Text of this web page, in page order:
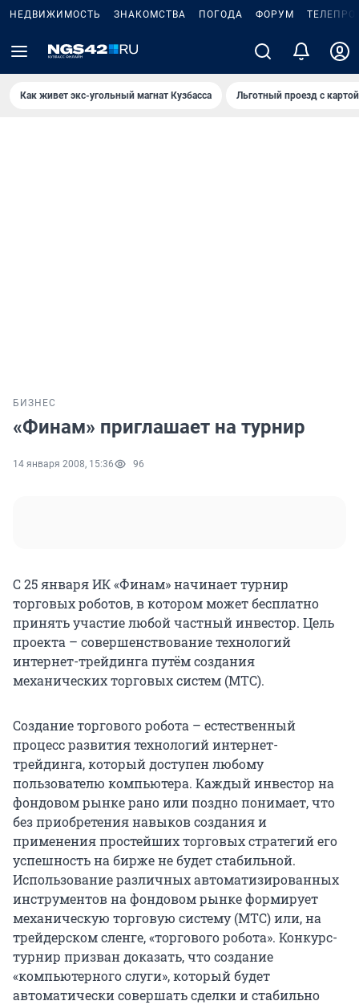
НЕДВИЖИМОСТЬ ЗНАКОМСТВА ПОГОДА ФОРУМ
Как живет экс-угольный магнат Кузбасса Льготный проезд с
БИЗНЕС
«Финам» приглашает на турнир
14 января 2008, 15:36 96
С 25 января ИК «Финам» начинает турнир
торговых роботов, в котором может бесплатно
принять участие любой частный инвестор. Цель
проекта – совершенствование технологий
интернет-трейдинга путём создания
механических торговых систем (МТС).
Создание торгового робота – естественный
процесс развития технологий интернет-
трейдинга, который доступен любому
пользователю компьютера. Каждый инвестор на
фондовом рынке рано или поздно понимает, что
без приобретения навыков создания и
применения простейших торговых стратегий его
успешность на бирже не будет стабильной.
Использование различных автоматизированных
инструментов на фондовом рынке формирует
механическую торговую систему (МТС) или, на
трейдерском сленге, «торгового робота». Конкурс-
турнир призван доказать, что создание
«компьютерного слуги», который будет
автоматически совершать сделки и стабильно